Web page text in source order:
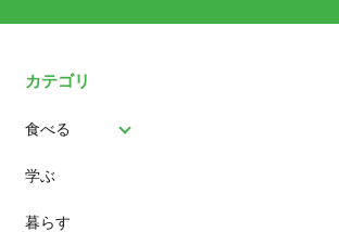
カテゴリ
食べる
パン
スイーツ
学ぶ
暮らす